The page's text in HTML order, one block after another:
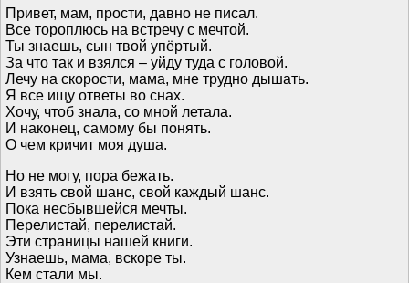
Привет, мам, прости, давно не писал.
Все тороплюсь на встречу с мечтой.
Ты знаешь, сын твой упёртый.
За что так и взялся – уйду туда с головой.
Лечу на скорости, мама, мне трудно дышать.
Я все ищу ответы во снах.
Хочу, чтоб знала, со мной летала.
И наконец, самому бы понять.
О чем кричит моя душа.
Но не могу, пора бежать.
И взять свой шанс, свой каждый шанс.
Пока несбывшейся мечты.
Перелистай, перелистай.
Эти страницы нашей книги.
Узнаешь, мама, вскоре ты.
Кем стали мы.